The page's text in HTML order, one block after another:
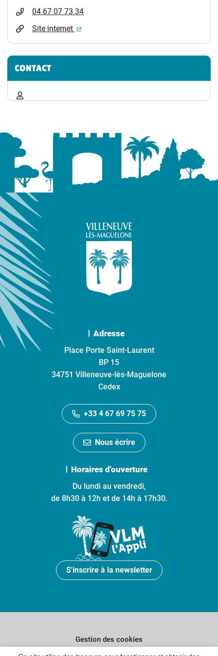
04 67 07 73 34
Site internet
(ouverture dans un nouvel onglet)
CONTACT
Adresse
Place Porte Saint-Laurent
BP 15
34751 Villeneuve-lès-Maguelone
Cedex
+33 4 67 69 75 75
Nous écrire
Horaires d'ouverture
Du lundi au vendredi,
de 8h30 à 12h et de 14h à 17h30.
S'inscrire à la newsletter
Gestion des cookies